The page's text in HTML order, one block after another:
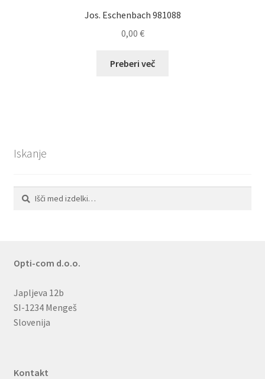
Jos. Eschenbach 981088
0,00 €
Preberi več
Iskanje
Išči:
Iskanje
Opti-com d.o.o.
Japljeva 12b
SI-1234 Mengeš
Slovenija
Kontakt